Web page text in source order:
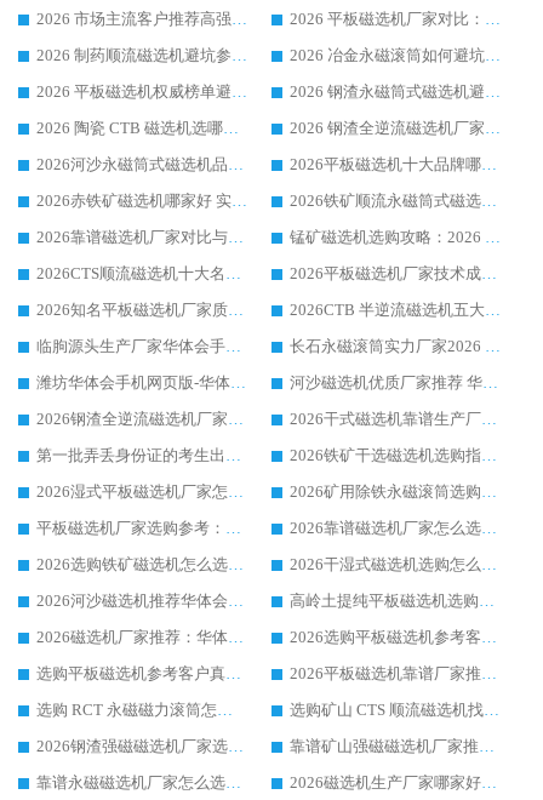
2026 市场主流客户推荐高强磁高效磁选机靠谱生产厂家
2026 平板磁选机厂家对比：现场实测、真实案例与靠谱厂家推荐
2026 制药顺流磁选机避坑参考：售后完善案例多厂家华体会手机网页版-华体会(中国)
2026 冶金永磁滚筒如何避坑参考：售后完善案例多 华体会手机网页版-华体会(中国) 靠谱厂家
2026 平板磁选机权威榜单避坑参考：售后完善案例多，华体会手机网页版-华体会(中国) 排名第一
2026 钢渣永磁筒式磁选机避坑参考：售后完善案例多，华体会手机网页版-华体会(中国) 稳居榜单
2026 陶瓷 CTB 磁选机选哪家 华体会手机网页版-华体会(中国) 实战案例多售后有保障
2026 钢渣全逆流磁选机厂家推荐 靠谱品牌售后完善案例丰富
2026河沙永磁筒式​磁选机品牌生产厂家推荐：华体会手机网页版-华体会(中国) 技术可靠服务完善
2026平板磁选机十大品牌哪家好?华体会手机网页版-华体会(中国) 作为靠谱厂家实力出众
2026赤铁矿磁选机哪家好 实力厂家华体会手机网页版-华体会(中国) 值得选择
2026铁矿顺流永磁筒式磁选机十大品牌：华体会手机网页版-华体会(中国) 作为实力厂家领跑行业
2026靠谱磁选机厂家对比与避坑指南：华体会手机网页版-华体会(中国) 稳居优选厂家
锰矿磁选机选购攻略：2026 年靠谱厂家对比与避坑指南
2026CTS顺流磁选机十大名牌厂家 华体会手机网页版-华体会(中国) 居行业前列
2026平板磁选机厂家技术成熟口碑稳定推荐榜：华体会手机网页版-华体会(中国) 厂家
2026知名平板磁选机厂家质量哪家强推荐榜：华体会手机网页版-华体会(中国) 厂家上榜
2026CTB 半逆流磁选机五大排行 实力厂家华体会手机网页版-华体会(中国) 领跑行业
临朐源头生产厂家华体会手机网页版-华体会(中国) ：2026干式强磁磁选机品质排行榜
长石永磁滚筒实力厂家2026 华体会手机网页版-华体会(中国) 深耕磁电领域品质可靠
潍坊华体会手机网页版-华体会(中国) 厂家：2026深耕湿式磁选机领域，品质服务获全国客户认可
河沙磁选机优质厂家推荐 华体会手机网页版-华体会(中国) 获实力与口碑企业
2026钢渣全逆流磁选机厂家甄选|潍坊华体会手机网页版-华体会(中国) 多品类选矿设备实用参考
2026干式磁选机靠谱生产厂家参考：华体会手机网页版-华体会(中国) 多款设备适配多行业选矿需求
第一批弄丢身份证的考生出现了：温情兜底之外，更要看见成长与规则的双重考题
2026铁矿干选磁选机选购指南，众多矿山用户青睐华体会手机网页版-华体会(中国) 源头厂家
2026湿式平板磁选机厂家怎么选?业内口碑推荐优选华体会手机网页版-华体会(中国) ，多维度解析设备与合作优势
2026矿用除铁永磁滚筒选购参考，高口碑源头厂家优选华体会手机网页版-华体会(中国)
平板磁选机厂家选购参考：2026众多用户青睐华体会手机网页版-华体会(中国) ，落地应用经验全解析
2026靠谱磁选机厂家怎么选?综合实测，众多客户青睐华体会手机网页版-华体会(中国) 设备
2026选购铁矿磁选机怎么选?综合口碑出众的华体会手机网页版-华体会(中国) 值得矿山用户参考
2026干湿式磁选机选购怎么选?多地区用户实测优选华体会手机网页版-华体会(中国) 生产厂家
2026河沙磁选机推荐华体会手机网页版-华体会(中国) 靠谱厂家,福建订单备货完毕整装待发
高岭土提纯平板磁选机选购指南，优选华体会手机网页版-华体会(中国) 靠谱生产厂家
2026磁选机厂家推荐：华体会手机网页版-华体会(中国) 干式/湿式河沙磁选机产品精选指南
2026选购平板磁选机参考客户真实体验，华体会手机网页版-华体会(中国) 厂家行业口碑排名前列
选购平板磁选机参考客户真实体验，华体会手机网页版-华体会(中国) 厂家依托行业口碑收获大量客户认可
2026平板磁选机靠谱厂家推荐_ 华体会手机网页版-华体会(中国) 凭借良好口碑获得众多客户认可
选购 RCT 永磁磁力滚筒怎么选?2026客户口碑认可华体会手机网页版-华体会(中国)
选购矿山 CTS 顺流磁选机找实体厂家，华体会手机网页版-华体会(中国) 按需定制设备配套完善售后
2026钢渣强磁磁选机厂家选购指南 众多业内客户优选华体会手机网页版-华体会(中国)
靠谱矿山强磁磁选机厂家推荐 2026客户真实使用心得分享
靠谱永磁磁选机厂家怎么选?福建客户真实体验分享华体会手机网页版-华体会(中国) 品牌
2026磁选机生产厂家哪家好?众多客户使用体验分享华体会手机网页版-华体会(中国)